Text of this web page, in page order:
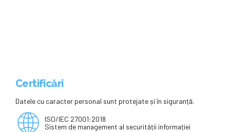
Certificări
Datele cu caracter personal sunt protejate și în siguranță.
ISO/IEC 27001:2018
Sistem de management al securității informației